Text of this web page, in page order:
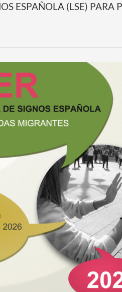
ESPAÑOLA (LSE) PARA